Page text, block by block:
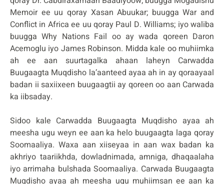
Memoir ee uu qoray Xasan Abuukar; buugga War and
Conflict in Africa ee uu qoray Paul D. Williams; iyo waliba
buugga Why Nations Fail oo ay wada qoreen Daron
Acemoglu iyo James Robinson. Midda kale oo muhiimka
ah ee aan suurtagalka ahaan laheyn Carwadda
Buugaagta Muqdisho la’aanteed ayaa ah in ay qoraayaal
badan ii saxiixeen buugaagtii ay qoreen oo aan Carwada
ka iibsaday.
Sidoo kale Carwadda Buugaagta Muqdisho ayaa ah
meesha ugu weyn ee aan ka helo buugaagta laga qoray
Soomaaliya. Waxa aan xiiseyaa in aan wax badan ka
akhriyo taariikhda, dowladnimada, amniga, dhaqaalaha
iyo arrimaha bulshada Soomaaliya. Carwada Buugaagta
Muqdisho ayaa ah meesha ugu muhiimsan ee aan ka